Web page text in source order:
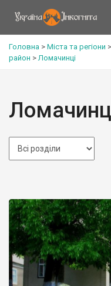
Головна > Міста та регіони >
район >Ломачинці